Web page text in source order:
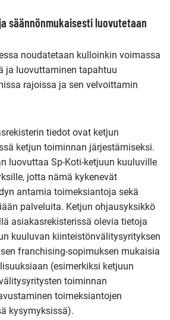
säännönmukaisesti luovutetaan
noudatetaan kulloinkin voimassa
ja luovuttaminen tapahtuu
rajoissa ja sen velvoittamin
tiedot ovat ketjun
ketjun toiminnan järjestämiseksi.
luovuttaa Sp-Koti-ketjuun kuuluville
jotta nämä kykenevät
antamia toimeksiantoja sekä
palveluita. Ketjun ohjausyksikkö
asiakasrekisterissä olevia tietoja
kuuluvan kiinteistönvälitysyrityksen
franchising-sopimuksen mukaisia
(esimerkiksi ketjuun
toiminnan
toimeksiantojen
kysymyksissä).